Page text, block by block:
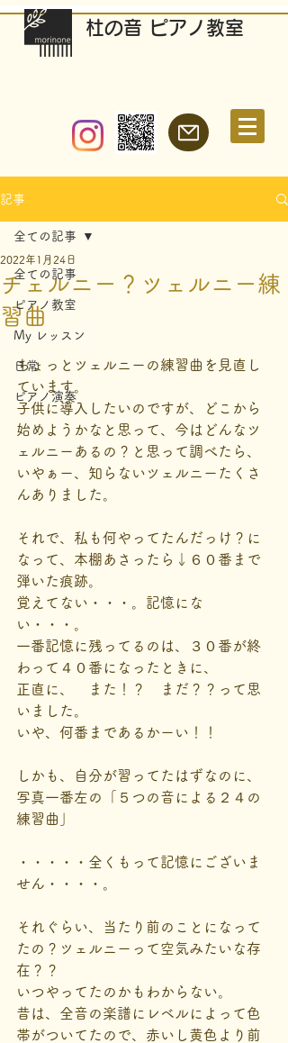
​杜の音 ピアノ教室
記事
全ての記事
ピアノ教室
My レッスン
日常
ピアノ演奏
全ての記事
チェルニー？ツェルニー練
習曲
2022年1月24日
ちょっとツェルニーの練習曲を見直し
ています。
子供に導入したいのですが、どこから
始めようかなと思って、今はどんなツ
ェルニーあるの？と思って調べたら、
いやぁー、知らないツェルニーたくさ
んありました。
それで、私も何やってたんだっけ？に
なって、本棚あさったら↓６０番まで
弾いた痕跡。
覚えてない・・・。記憶にな
い・・・。
一番記憶に残ってるのは、３０番が終
わって４０番になったときに、
正直に、　また！？　まだ？？って思
いました。
いや、何番まであるかーい！！
しかも、自分が習ってたはずなのに、
写真一番左の「５つの音による２４の
練習曲」
・・・・・全くもって記憶にございま
せん・・・・。
それぐらい、当たり前のことになって
たの？ツェルニーって空気みたいな存
在？？
いつやってたのかもわからない。
昔は、全音の楽譜にレベルによって色
帯がついてたので、赤いし黄色より前